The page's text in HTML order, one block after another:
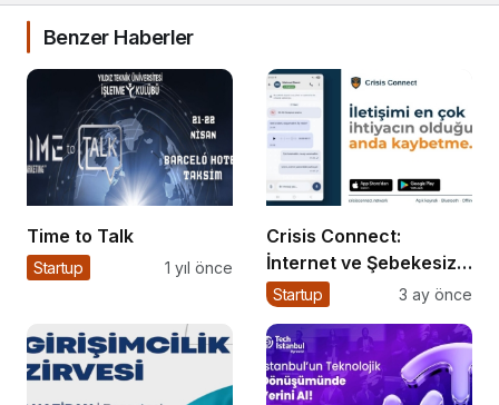
Benzer Haberler
Time to Talk
Startup 1 yıl önce
Crisis Connect:
İnternet ve Şebekesiz
Çalışabilen Açık
Uygulaması
Startup 3 ay önce